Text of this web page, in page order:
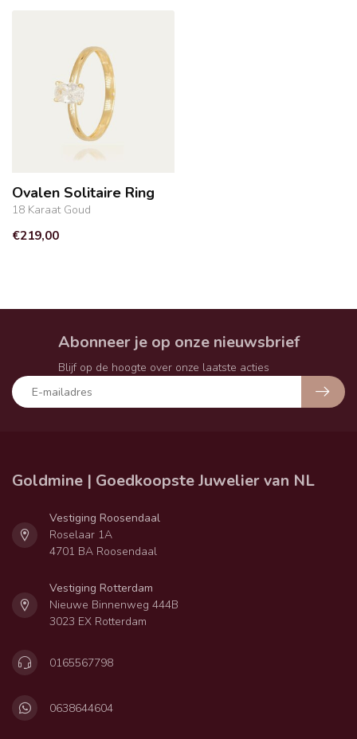
Ovalen Solitaire Ring
18 Karaat Goud
€219,00
Abonneer je op onze nieuwsbrief
Blijf op de hoogte over onze laatste acties
Goldmine | Goedkoopste Juwelier van NL
Vestiging Roosendaal
Roselaar 1A
4701 BA Roosendaal
Vestiging Rotterdam
Nieuwe Binnenweg 444B
3023 EX Rotterdam
0165567798
0638644604